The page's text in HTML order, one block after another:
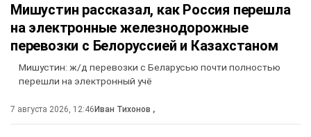
Мишустин рассказал, как Россия перешла
на электронные железнодорожные
перевозки с Белоруссией и Казахстаном
Мишустин: ж/д перевозки с Беларусью почти полностью
перешли на электронный учё
7 августа 2026, 12:46Иван Тихонов ,